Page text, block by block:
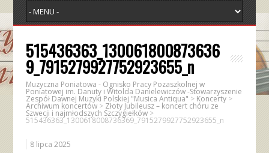
515436363_130061800873636
9_7915279927752923655_n
Muzyczna Poniatowa - Ognisko Pracy Pozaszkolnej w
Poniatowej im. Danuty i Witolda Danielewiczów -Stowarzyszenie
Zespół Dawnej Muzyki Polskiej "Musica Antiqua" > Koncerty>
Archiwum koncertów> Złoty Jubileusz – koncert chóru ze
Szwecji i najmłodszych Szczygiełków>
515436363_1300618008736369_7915279927752923655_n
8 lipca 2025